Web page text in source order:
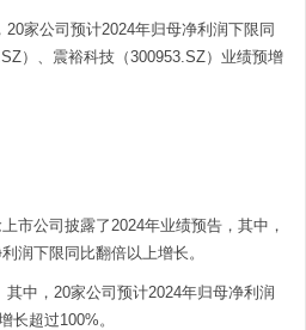
家公司预计2024年归母净利润下限同
）、震裕科技（300953.SZ）业绩预增
市公司披露了2024年业绩预告，其中，
润下限同比翻倍以上增长。
中，20家公司预计2024年归母净利润
长超过100%。